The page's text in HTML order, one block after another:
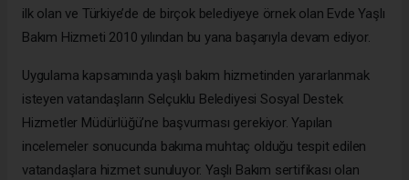
ilk olan ve Türkiye’de de birçok belediyeye örnek olan Evde Yaşlı
Bakım Hizmeti 2010 yılından bu yana başarıyla devam ediyor.
Uygulama kapsamında yaşlı bakım hizmetinden yararlanmak
isteyen vatandaşların Selçuklu Belediyesi Sosyal Destek
Hizmetler Müdürlüğü’ne başvurması gerekiyor. Yapılan
incelemeler sonucunda bakıma muhtaç olduğu tespit edilen
vatandaşlara hizmet sunuluyor. Yaşlı Bakım sertifikası olan